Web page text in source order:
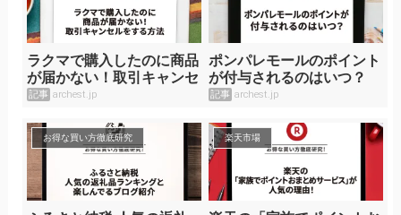
ラクマで購入したのに商品
が届かない！取引キャンセ
ルをする方法
記事 archest.jp
ポンパレモールのポイント
が付与されるのはいつ？
記事 archest.jp
お得な買い方徹底研究 楽天市場